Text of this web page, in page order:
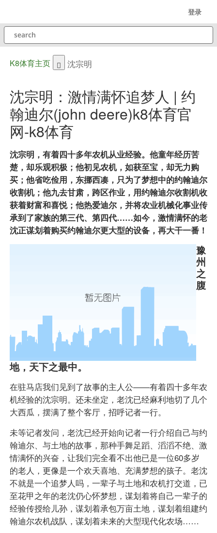
至
主
内
容
search
登录
K8体育主页
dropdown
沈宗明
沈宗明：激情满怀追梦人 | 约
翰迪尔(john deere)k8体育官
网-k8体育
沈宗明，有着四十多年农机从业经验。他童年经历苦
楚，却乐观积极；他初见农机，如获至宝，却无力购
买；他省吃俭用，东挪西凑，只为了梦想中的约翰迪尔
收割机；他九去甘肃，跨区作业，用约翰迪尔收割机收
获着财富和喜悦；他热爱迪尔，并将农业机械化事业传
承到了家族的第三代、第四代……如今，激情满怀的老
沈正谋划着购买约翰迪尔更大型的设备，再大干一番！
豫
州
之
腹
地，天下之最中。
在驻马店我们见到了故事的主人公——有着四十多年农
机经验的沈宗明。还未坐定，老沈已经麻利地切了几个
大西瓜，摆满了整个客厅，招呼记者一行。
未等记者发问，老沈已经开始向记者一行介绍自己与约
翰迪尔、与土地的故事，那种手舞足蹈、滔滔不绝、激
情满怀的兴奋，让我们完全看不出他已是一位60多岁
的老人，更像是一个欢天喜地、充满梦想的孩子。老沈
不就是一个追梦人吗，一辈子与土地和农机打交道，已
至花甲之年的老沈仍心怀梦想，谋划着将自己一辈子的
经验传授给儿孙，谋划着承包万亩土地，谋划着组建约
翰迪尔农机战队，谋划着未来的大型现代化农场……